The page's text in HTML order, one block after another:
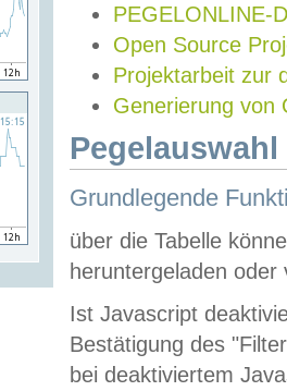
PEGELONLINE-
Open Source
Projektarbeit zur
Generierung von
Grundlegende
über die Tabelle
heruntergeladen oder
Ist Javascript
Bestätigung des
bei deaktiviertem